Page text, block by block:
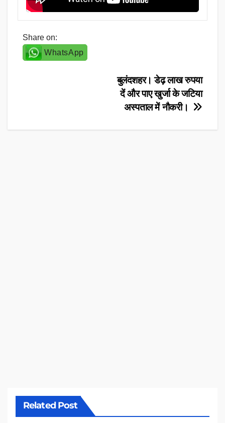
Share on:
WhatsApp
बुलंदशहर। डेढ़ लाख रुपया
दें और पाए खुर्जा के जटिया
अस्पताल में नौकरी।
Related Post